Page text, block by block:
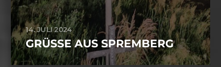
14. JULI 2024
GRÜSSE AUS SPREMBERG